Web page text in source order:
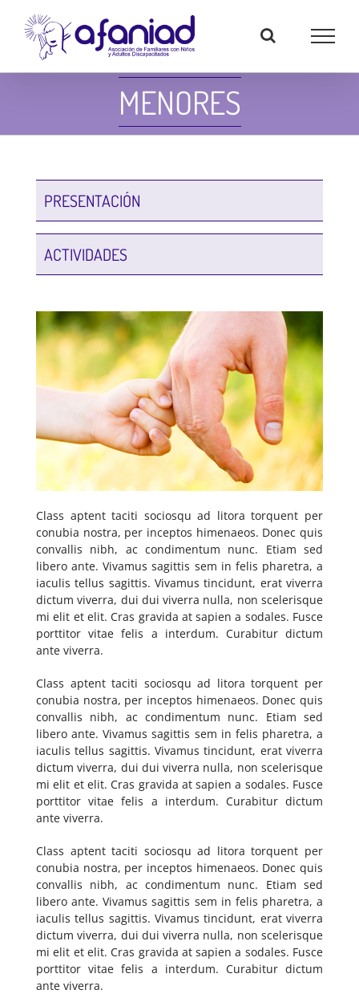
content
MENORES
PRESENTACIÓN
ACTIVIDADES
Class aptent taciti sociosqu ad litora torquent per
conubia nostra, per inceptos himenaeos. Donec quis
convallis nibh, ac condimentum nunc. Etiam sed
libero ante. Vivamus sagittis sem in felis pharetra, a
iaculis tellus sagittis. Vivamus tincidunt, erat viverra
dictum viverra, dui dui viverra nulla, non scelerisque
mi elit et elit. Cras gravida at sapien a sodales. Fusce
porttitor vitae felis a interdum. Curabitur dictum
ante viverra.
Class aptent taciti sociosqu ad litora torquent per
conubia nostra, per inceptos himenaeos. Donec quis
convallis nibh, ac condimentum nunc. Etiam sed
libero ante. Vivamus sagittis sem in felis pharetra, a
iaculis tellus sagittis. Vivamus tincidunt, erat viverra
dictum viverra, dui dui viverra nulla, non scelerisque
mi elit et elit. Cras gravida at sapien a sodales. Fusce
porttitor vitae felis a interdum. Curabitur dictum
ante viverra.
Class aptent taciti sociosqu ad litora torquent per
conubia nostra, per inceptos himenaeos. Donec quis
convallis nibh, ac condimentum nunc. Etiam sed
libero ante. Vivamus sagittis sem in felis pharetra, a
iaculis tellus sagittis. Vivamus tincidunt, erat viverra
dictum viverra, dui dui viverra nulla, non scelerisque
mi elit et elit. Cras gravida at sapien a sodales. Fusce
porttitor vitae felis a interdum. Curabitur dictum
ante viverra.